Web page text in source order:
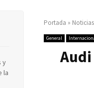
Portada » Noticias
General
y
la